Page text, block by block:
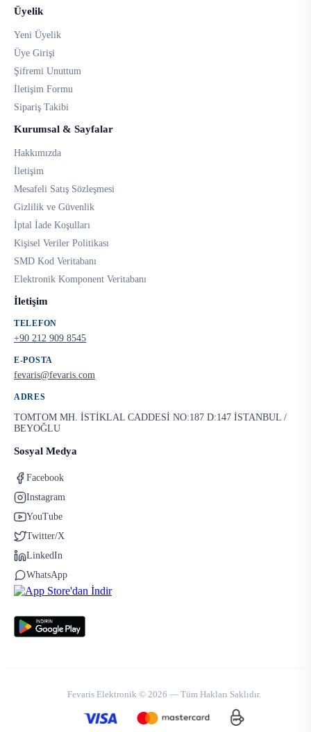
Üyelik
Yeni Üyelik
Üye Girişi
Şifremi Unuttum
İletişim Formu
Sipariş Takibi
Kurumsal & Sayfalar
Hakkımızda
İletişim
Mesafeli Satış Sözleşmesi
Gizlilik ve Güvenlik
İptal İade Koşulları
Kişisel Veriler Politikası
SMD Kod Veritabanı
Elektronik Komponent Veritabanı
İletişim
TELEFON
+90 212 909 8545
E-POSTA
fevaris@fevaris.com
ADRES
TOMTOM MH. İSTİKLAL CADDESİ NO:187 D:147 İSTANBUL /
BEYOĞLU
Sosyal Medya
Facebook
Instagram
YouTube
Twitter/X
LinkedIn
WhatsApp
Fevaris Elektronik © 2026 — Tüm Hakları Saklıdır.